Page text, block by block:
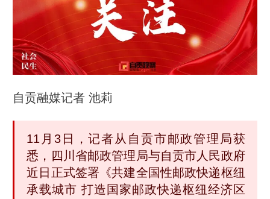
自贡融媒记者 池莉
11月3日，记者从自贡市邮政管理局获
悉，四川省邮政管理局与自贡市人民政府
近日正式签署《共建全国性邮政快递枢纽
承载城市 打造国家邮政快递枢纽经济区